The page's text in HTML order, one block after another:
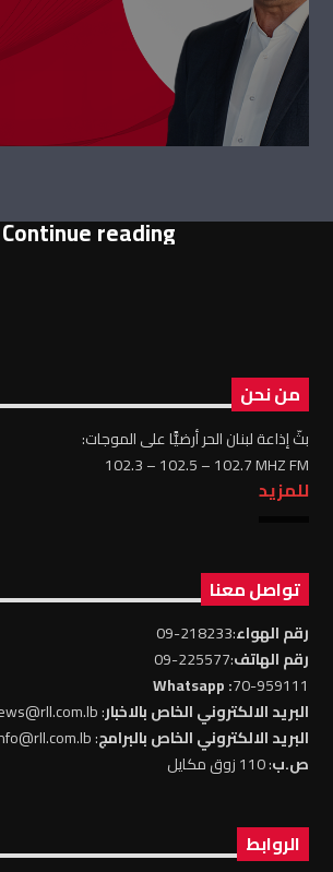
Continue reading
من نحن
بثّ إذاعة لبنان الحر أرضيًّا على الموجات:
102.3 – 102.5 – 102.7 MHZ FM
للمزيد
تواصل معنا
رقم الهواء:218233-09
رقم الهاتف:225577-09
70-959111
: Whatsapp
البريد الالكتروني الخاص بالاخبار: news@rll.com.lb
البريد الالكتروني الخاص بالبرامج: info@rll.com.lb
ص.ب: 110 زوق مكايل
الروابط